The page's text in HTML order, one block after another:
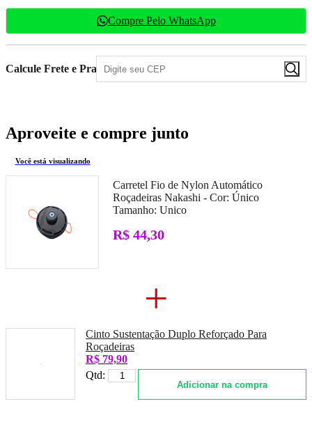
Compre Pelo WhatsApp
Calcule Frete e Prazo
Aproveite e compre junto
Você está visualizando
Carretel Fio de Nylon Automático
Roçadeiras Nakashi - Cor: Único
Tamanho: Unico
R$ 44,30
+
Cinto Sustentação Duplo Reforçado Para
Roçadeiras
R$ 79,90
Qtd:
Adicionar na compra